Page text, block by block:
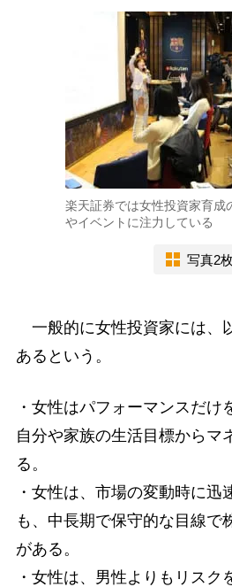
楽天証券では女性投資家育成
やイベントに注力している
写真2枚
一般的に女性投資家には、
あるという。
・女性はパフォーマンスだけ
自分や家族の生活目標からマ
る。
・女性は、市場の変動時に迅
も、中長期で保守的な目線で
がある。
・女性は、男性よりもリスク